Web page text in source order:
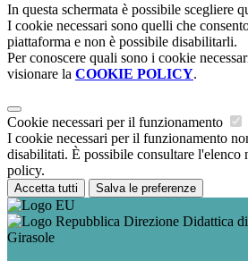
In questa schermata è possibile scegliere
I cookie necessari sono quelli che
piattaforma e non è possibile disabilitarli.
Per conoscere quali sono i cookie
visionare la COOKIE POLICY.
Cookie necessari per il funzionamento
I cookie necessari per il funzionamento
disabilitati. È possibile consultare l'elenco
policy.
Accetta tutti Salva le preferenze
Direzione Didattica
Girasole